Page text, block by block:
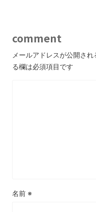
comment
メールアドレスが公開され
る欄は必須項目です
名前 ※